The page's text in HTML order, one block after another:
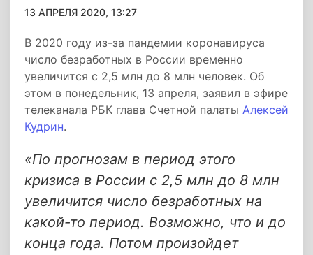
13 АПРЕЛЯ 2020, 13:27
В 2020 году из-за пандемии коронавируса
число безработных в России временно
увеличится с 2,5 млн до 8 млн человек. Об
этом в понедельник, 13 апреля, заявил в эфире
телеканала РБК глава Счетной палаты Алексей
Кудрин.
«По прогнозам в период этого
кризиса в России с 2,5 млн до 8 млн
увеличится число безработных на
какой-то период. Возможно, что и до
конца года. Потом произойдет